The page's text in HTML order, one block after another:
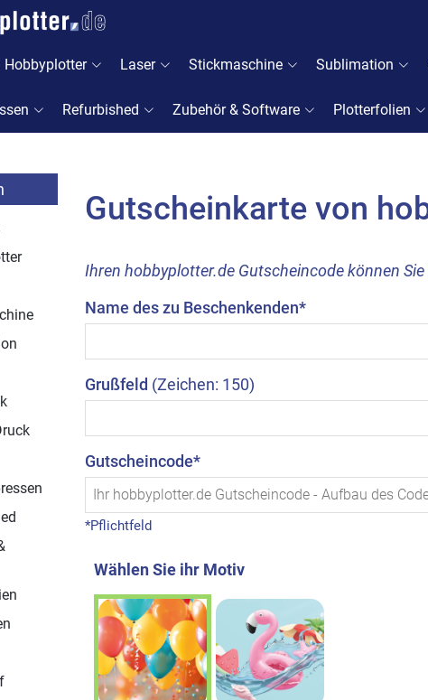
Hobbyplotter Laser Stickmaschine Sublimation
Refurbished Zubehör & Software Plotterfolien
Gutscheinkarte von
Ihren hobbyplotter.de Gutscheincode können Sie
Name des zu Beschenkenden*
Grußfeld (Zeichen: 150)
Gutscheincode*
*Pflichtfeld
Wählen Sie ihr Motiv